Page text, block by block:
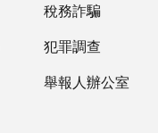
稅務詐騙
犯罪調查
舉報人辦公室